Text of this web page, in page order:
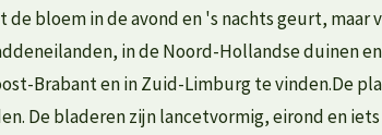
de bloem in de avond en 's nachts geurt, maar
in de Noord-Hollandse duinen
Brabant en in Zuid-Limburg te vinden.De
De bladeren zijn lancetvormig, eirond en